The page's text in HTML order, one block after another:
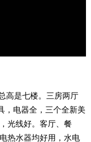
高是七楼。三房两厅
，电器全，三个全新美
光线好。客厅、餐
热水器均好用，水电